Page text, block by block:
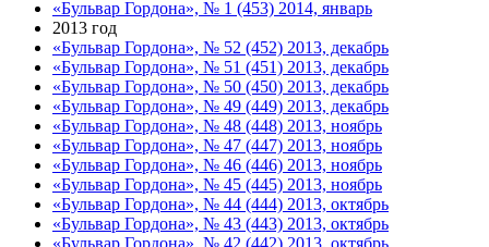
«Бульвар Гордона», № 1 (453) 2014, январь
2013 год
«Бульвар Гордона», № 52 (452) 2013, декабрь
«Бульвар Гордона», № 51 (451) 2013, декабрь
«Бульвар Гордона», № 50 (450) 2013, декабрь
«Бульвар Гордона», № 49 (449) 2013, декабрь
«Бульвар Гордона», № 48 (448) 2013, ноябрь
«Бульвар Гордона», № 47 (447) 2013, ноябрь
«Бульвар Гордона», № 46 (446) 2013, ноябрь
«Бульвар Гордона», № 45 (445) 2013, ноябрь
«Бульвар Гордона», № 44 (444) 2013, октябрь
«Бульвар Гордона», № 43 (443) 2013, октябрь
«Бульвар Гордона», № 42 (442) 2013, октябрь